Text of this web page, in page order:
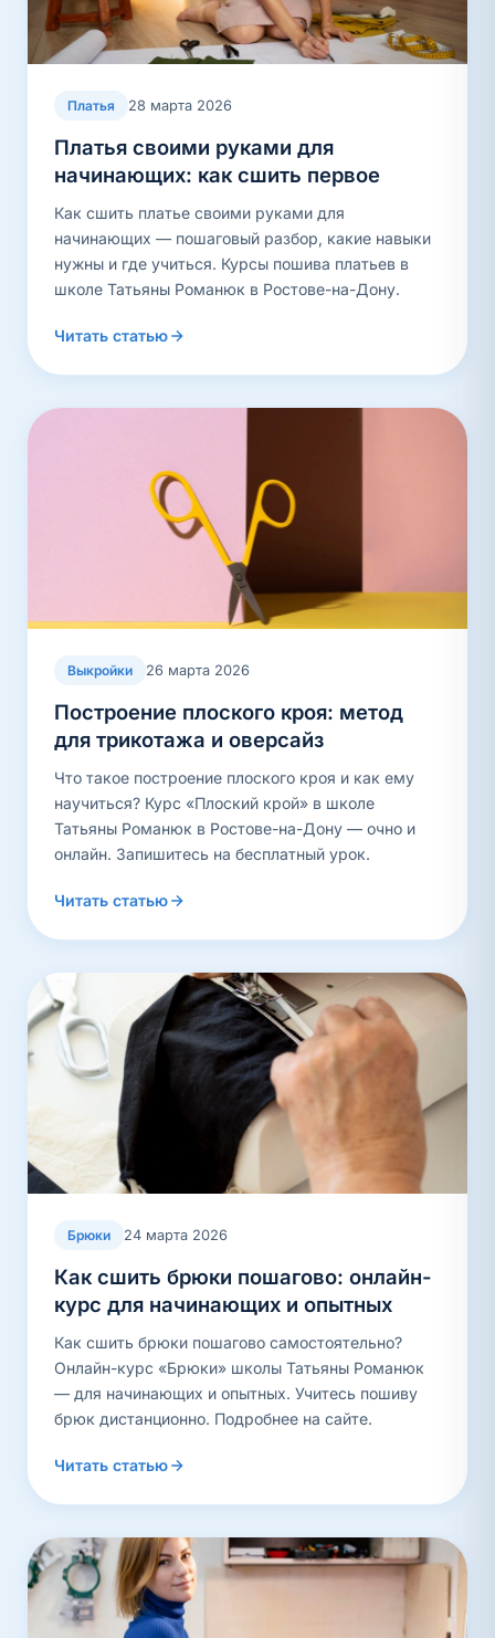
Платья 28 марта 2026
Платья своими руками для
начинающих: как сшить первое
Как сшить платье своими руками для
начинающих — пошаговый разбор, какие навыки
нужны и где учиться. Курсы пошива платьев в
школе Татьяны Романюк в Ростове-на-Дону.
Читать статью
Выкройки 26 марта 2026
Построение плоского кроя: метод
для трикотажа и оверсайз
Что такое построение плоского кроя и как ему
научиться? Курс «Плоский крой» в школе
Татьяны Романюк в Ростове-на-Дону — очно и
онлайн. Запишитесь на бесплатный урок.
Читать статью
Брюки 24 марта 2026
Как сшить брюки пошагово: онлайн-
курс для начинающих и опытных
Как сшить брюки пошагово самостоятельно?
Онлайн-курс «Брюки» школы Татьяны Романюк
— для начинающих и опытных. Учитесь пошиву
брюк дистанционно. Подробнее на сайте.
Читать статью